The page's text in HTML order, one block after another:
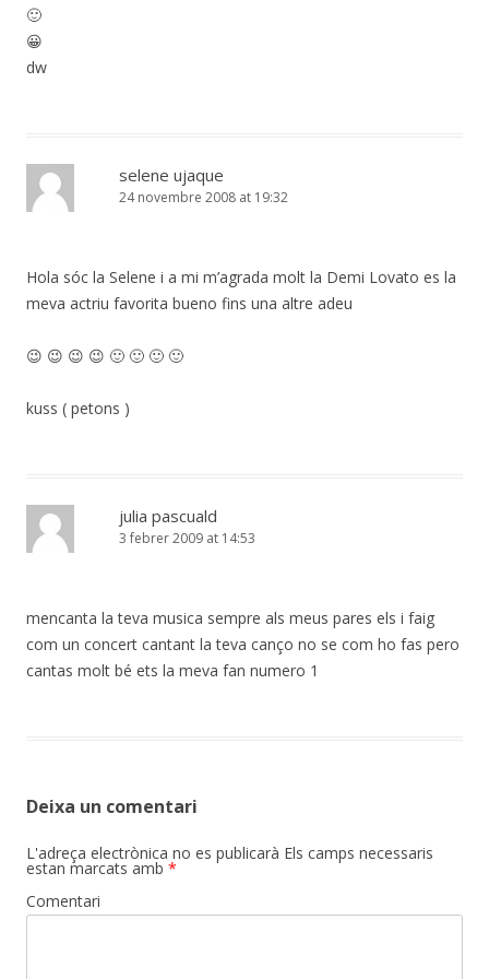
🙂
😀
dw
selene ujaque
24 novembre 2008 at 19:32
Hola sóc la Selene i a mi m’agrada molt la Demi Lovato es la
meva actriu favorita bueno fins una altre adeu
😉 😉 😉 😉 🙂 🙂 🙂 🙂
kuss ( petons )
julia pascuald
3 febrer 2009 at 14:53
mencanta la teva musica sempre als meus pares els i faig
com un concert cantant la teva canço no se com ho fas pero
cantas molt bé ets la meva fan numero 1
Deixa un comentari
L'adreça electrònica no es publicarà Els camps necessaris
estan marcats amb *
Comentari